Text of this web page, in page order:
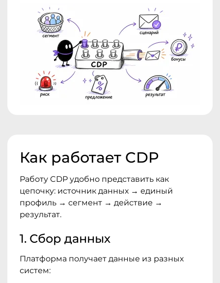
Как работает CDP
Работу CDP удобно представить как
цепочку: источник данных → единый
профиль → сегмент → действие →
результат.
1. Сбор данных
Платформа получает данные из разных
систем: